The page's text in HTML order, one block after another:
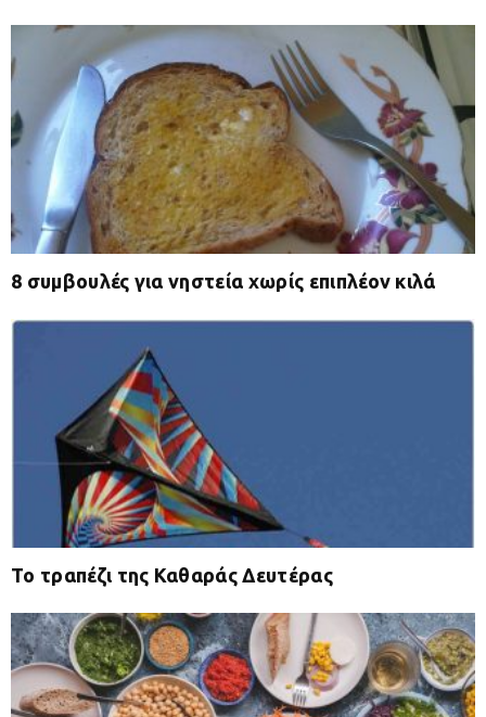
8 συμβουλές για νηστεία χωρίς επιπλέον κιλά
Το τραπέζι της Καθαράς Δευτέρας